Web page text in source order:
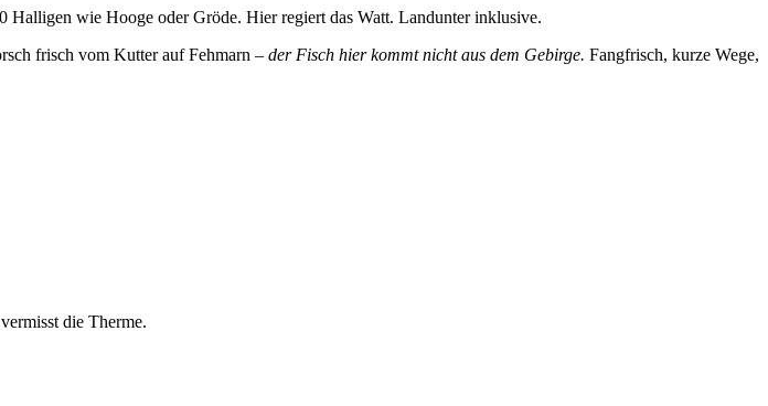
wie Hooge oder Gröde. Hier regiert das Watt. Landunter inklusive.
frisch vom Kutter auf Fehmarn – der Fisch hier kommt nicht aus dem Gebirge. Fangfrisch, kurze Wege,
die Therme.